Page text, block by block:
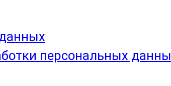
персональных